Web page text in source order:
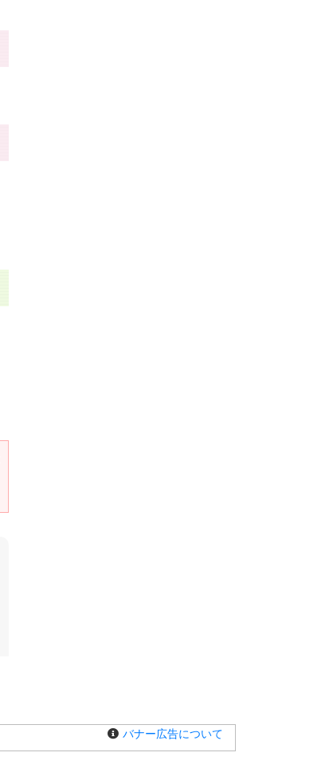
バナー広告について